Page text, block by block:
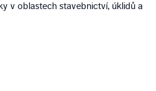
v oblastech stavebnictví, úklidů a